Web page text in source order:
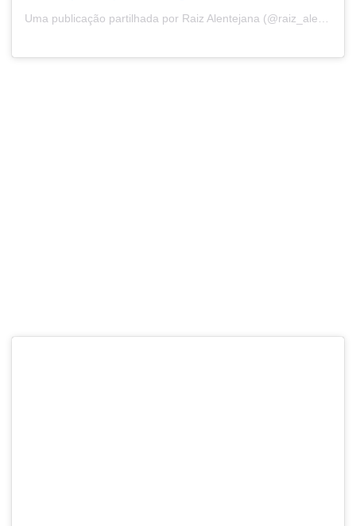
Uma publicação partilhada por Raiz Alentejana (@raiz_alentejana)